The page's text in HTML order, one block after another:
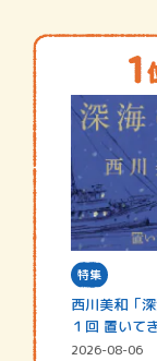
特集
西川美和「
１回 置いて
2026-08-06